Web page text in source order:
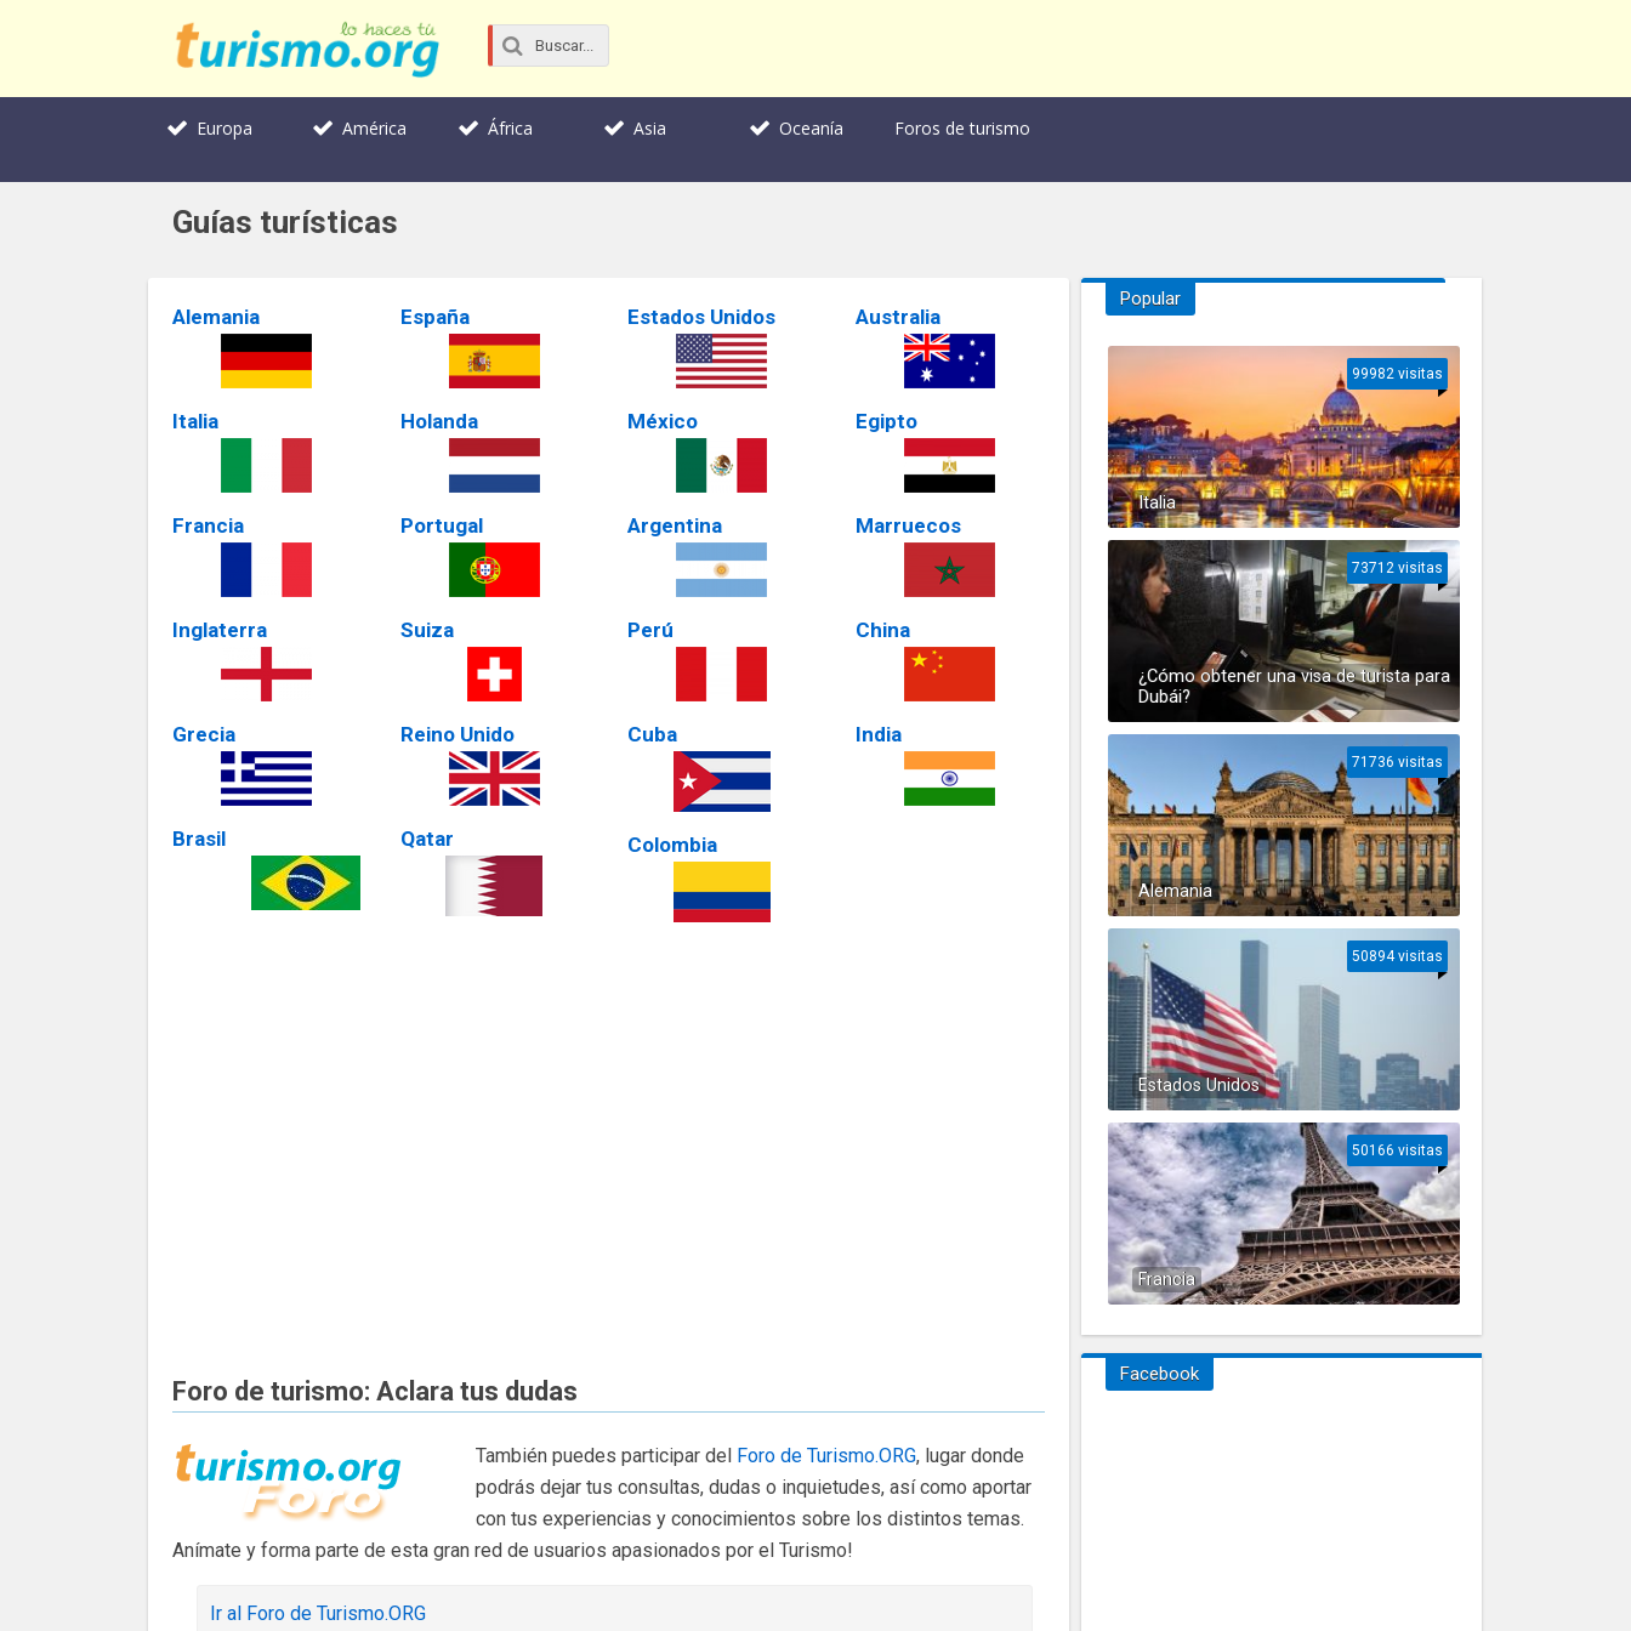
Europa América África Asia Oceanía Foros de turismo
Guías turísticas
Alemania
Italia
Francia
Inglaterra
Grecia
Brasil
España
Holanda
Portugal
Suiza
Reino Unido
Qatar
Estados Unidos
México
Argentina
Perú
Cuba
Colombia
Australia
Egipto
Marruecos
China
India
Foro de turismo: Aclara tus dudas
También puedes participar del Foro de Turismo.ORG, lugar donde
podrás dejar tus consultas, dudas o inquietudes, así como aportar
con tus experiencias y conocimientos sobre los distintos temas.
Anímate y forma parte de esta gran red de usuarios apasionados por el Turismo!
Ir al Foro de Turismo.ORG
Popular
Italia
99982 visitas
¿Cómo obtener una visa de turista para
Dubái?
73712 visitas
Alemania
71736 visitas
Estados Unidos
50894 visitas
Francia
50166 visitas
Facebook